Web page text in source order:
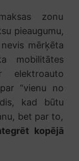
zonu
pieaugumu,
mērķēta
mobilitātes
elektroauto
“vienu no
kad būtu
bet par to,
kopējā